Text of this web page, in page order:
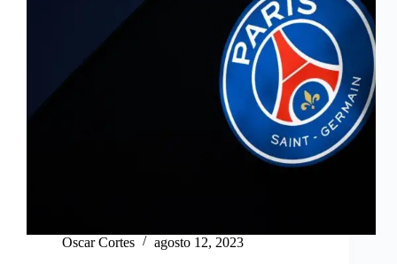
Oscar Cortes agosto 12, 2023